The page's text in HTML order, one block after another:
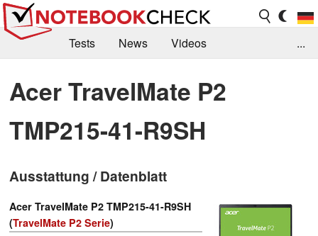
Tests News
Videos
Kaufberatung
Deals Suche
Jobs
Forum
...
Acer TravelMate P2
TMP215-41-R9SH
Ausstattung / Datenblatt
Acer TravelMate P2 TMP215-41-R9SH
(TravelMate P2 Serie)